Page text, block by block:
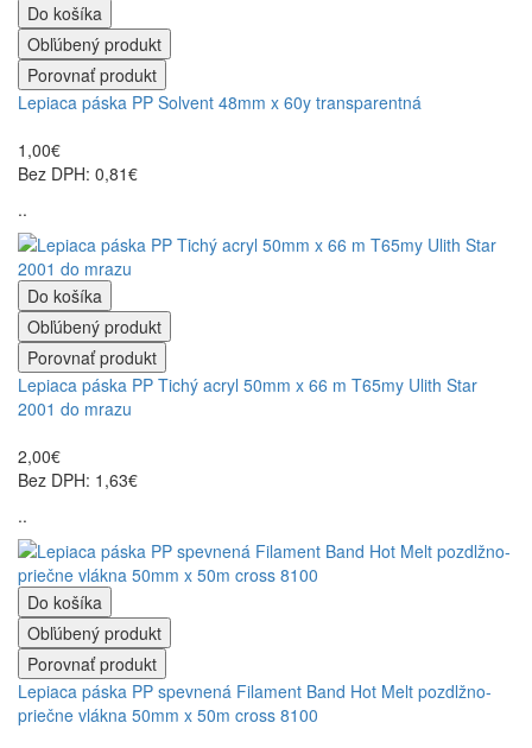
Do košíka
Obľúbený produkt
Porovnať produkt
Lepiaca páska PP Solvent 48mm x 60y transparentná
1,00€
Bez DPH: 0,81€
..
Do košíka
Obľúbený produkt
Porovnať produkt
Lepiaca páska PP Tichý acryl 50mm x 66 m T65my Ulith Star
2001 do mrazu
2,00€
Bez DPH: 1,63€
..
Do košíka
Obľúbený produkt
Porovnať produkt
Lepiaca páska PP spevnená Filament Band Hot Melt pozdlžno-
priečne vlákna 50mm x 50m cross 8100